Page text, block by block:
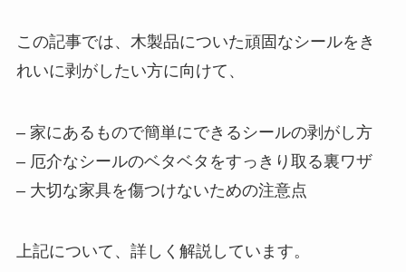
この記事では、木製品についた頑固なシールをき
れいに剥がしたい方に向けて、
– 家にあるもので簡単にできるシールの剥がし方
– 厄介なシールのベタベタをすっきり取る裏ワザ
– 大切な家具を傷つけないための注意点
上記について、詳しく解説しています。